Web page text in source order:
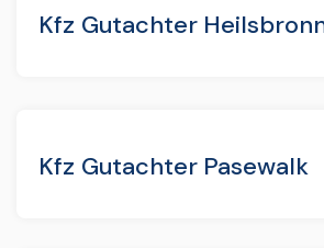
Kfz Gutachter
Kfz Gutachter Pasewalk